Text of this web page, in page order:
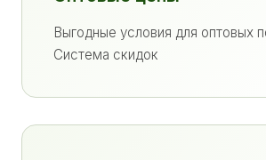
Выгодные условия для оптовых
Система скидок